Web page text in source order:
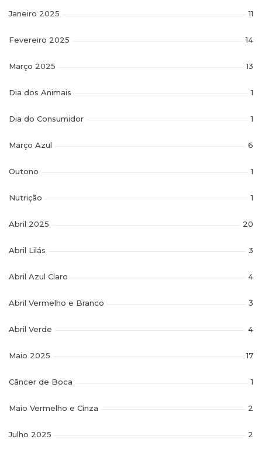
Janeiro 2025 11
Fevereiro 2025 14
Março 2025 13
Dia dos Animais 1
Dia do Consumidor 1
Março Azul 6
Outono 1
Nutrição 1
Abril 2025 20
Abril Lilás 3
Abril Azul Claro 4
Abril Vermelho e Branco 3
Abril Verde 4
Maio 2025 17
Câncer de Boca 1
Maio Vermelho e Cinza 2
Julho 2025 2